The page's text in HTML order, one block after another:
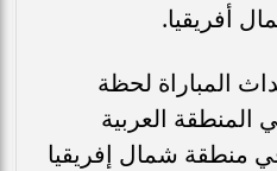
أفريقيا.
المباراة لحظة
المنطقة العربية
منطقة شمال إفريقيا